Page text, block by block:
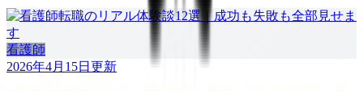
看護師
2026年4月15日 更新